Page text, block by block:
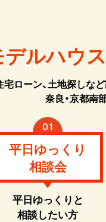
ルハウ
宅ローン、土地探しな
奈良・京都南
平日ゆっくり
相談会
平日ゆっくりと
相談したい方